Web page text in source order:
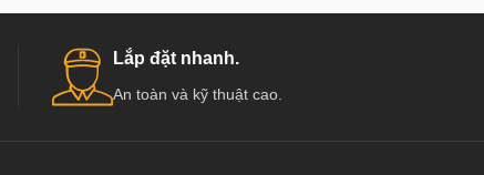
Lắp đặt nhanh.
An toàn và kỹ thuật cao.